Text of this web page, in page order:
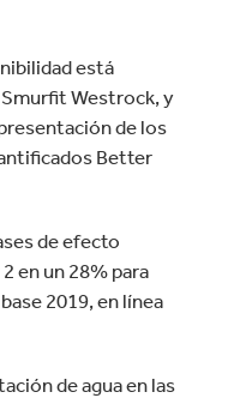
está
Westrock, y
de los
Better
de efecto
en un 28% para
2019, en línea
de agua en las